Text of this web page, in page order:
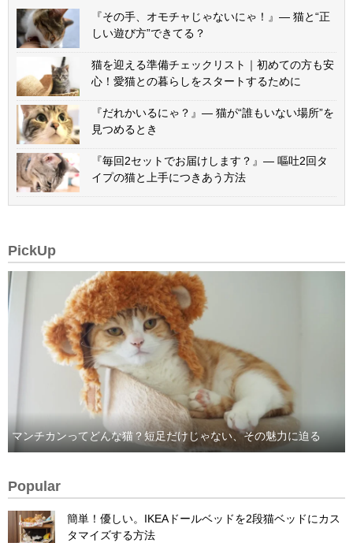
『その手、オモチャじゃないにゃ！』— 猫と“正
しい遊び方”できてる？
猫を迎える準備チェックリスト｜初めての方も安
心！愛猫との暮らしをスタートするために
『だれかいるにゃ？』— 猫が“誰もいない場所”を
見つめるとき
『毎回2セットでお届けします？』— 嘔吐2回タ
イプの猫と上手につきあう方法
PickUp
マンチカンってどんな猫？短足だけじゃない、その魅力に迫る
Popular
簡単！優しい。IKEAドールベッドを2段猫ベッドにカス
タマイズする方法